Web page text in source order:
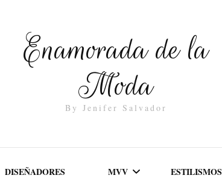
Enamorada de la
Moda
By Jenifer Salvador
DISEÑADORES MVV ESTILISMOS